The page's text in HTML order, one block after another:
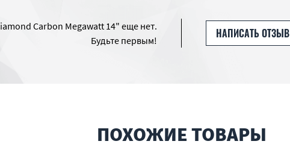
Carbon Megawatt 14" еще нет.
Будьте первым!
НАПИСАТЬ ОТЗЫВ
ПОХОЖИЕ ТОВАРЫ